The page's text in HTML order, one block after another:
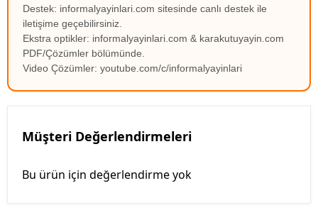
Destek: informalyayinlari.com sitesinde canlı destek ile
iletişime geçebilirsiniz.
Ekstra optikler: informalyayinlari.com & karakutuyayin.com
PDF/Çözümler bölümünde.
Video Çözümler: youtube.com/c/informalyayinlari
Müşteri Değerlendirmeleri
Bu ürün için değerlendirme yok